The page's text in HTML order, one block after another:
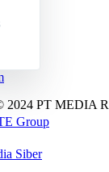
2024 PT MEDIA
Group
Siber